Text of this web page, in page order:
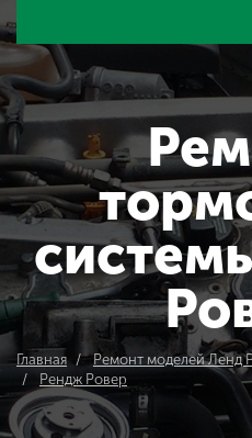
Главная
Ремонт моделей Ленд
Рендж Ровер